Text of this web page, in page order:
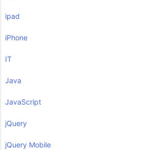
ipad
iPhone
IT
Java
JavaScript
jQuery
jQuery Mobile